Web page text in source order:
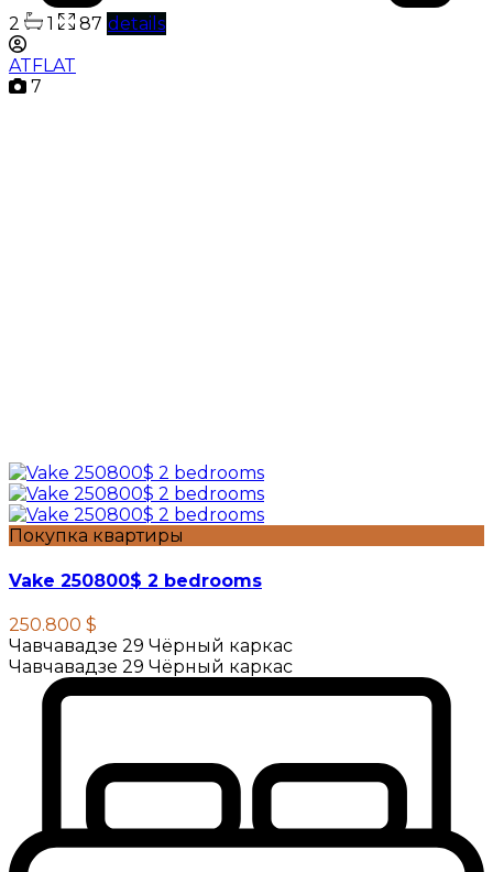
2 1 87 details
ATFLAT
7
Покупка квартиры
Vake 250800$ 2 bedrooms
250.800 $
Чавчавадзе 29 Чёрный каркас
Чавчавадзе 29 Чёрный каркас